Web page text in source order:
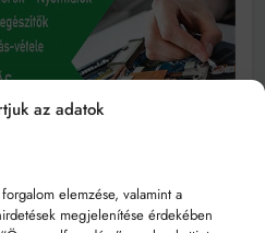
az adatok
elemzése, valamint a
megjelenítése érdekében